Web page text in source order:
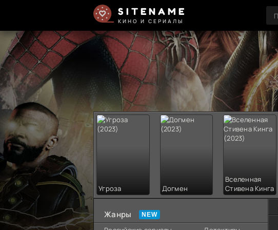
SITENAME
КИНО И СЕРИАЛЫ
Угроза Догмен
Вселенная
Стивена Кинга
Жанры